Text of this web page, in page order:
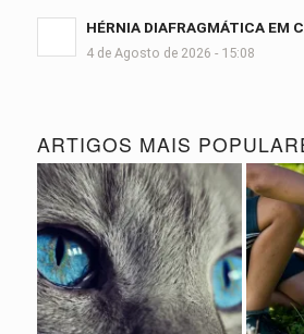
HÉRNIA DIAFRAGMÁTICA EM
4 de Agosto de 2026 - 15:08
ARTIGOS MAIS